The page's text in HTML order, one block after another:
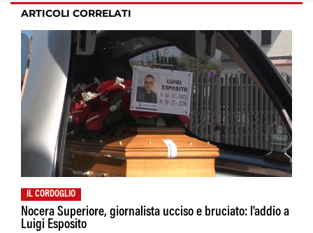
ARTICOLI CORRELATI
IL CORDOGLIO
Nocera Superiore, giornalista ucciso e bruciato: l'addio a
Luigi Esposito